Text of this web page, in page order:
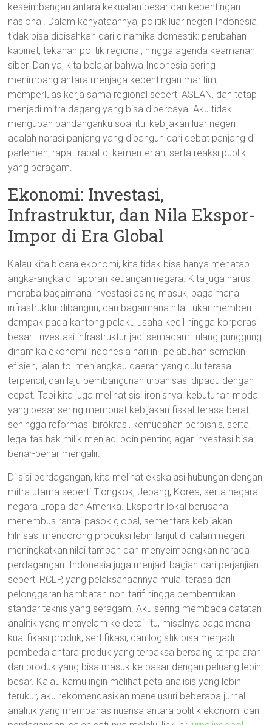
keseimbangan antara kekuatan besar dan kepentingan
nasional. Dalam kenyataannya, politik luar negeri Indonesia
tidak bisa dipisahkan dari dinamika domestik: perubahan
kabinet, tekanan politik regional, hingga agenda keamanan
siber. Dan ya, kita belajar bahwa Indonesia sering
menimbang antara menjaga kepentingan maritim,
memperluas kerja sama regional seperti ASEAN, dan tetap
menjadi mitra dagang yang bisa dipercaya. Aku tidak
mengubah pandanganku soal itu: kebijakan luar negeri
adalah narasi panjang yang dibangun dari debat panjang di
parlemen, rapat-rapat di kementerian, serta reaksi publik
yang beragam.
Ekonomi: Investasi,
Infrastruktur, dan Nila Ekspor-
Impor di Era Global
Kalau kita bicara ekonomi, kita tidak bisa hanya menatap
angka-angka di laporan keuangan negara. Kita juga harus
meraba bagaimana investasi asing masuk, bagaimana
infrastruktur dibangun, dan bagaimana nilai tukar memberi
dampak pada kantong pelaku usaha kecil hingga korporasi
besar. Investasi infrastruktur jadi semacam tulang punggung
dinamika ekonomi Indonesia hari ini: pelabuhan semakin
efisien, jalan tol menjangkau daerah yang dulu terasa
terpencil, dan laju pembangunan urbanisasi dipacu dengan
cepat. Tapi kita juga melihat sisi ironisnya: kebutuhan modal
yang besar sering membuat kebijakan fiskal terasa berat,
sehingga reformasi birokrasi, kemudahan berbisnis, serta
legalitas hak milik menjadi poin penting agar investasi bisa
benar-benar mengalir.
Di sisi perdagangan, kita melihat ekskalasi hubungan dengan
mitra utama seperti Tiongkok, Jepang, Korea, serta negara-
negara Eropa dan Amerika. Eksportir lokal berusaha
menembus rantai pasok global, sementara kebijakan
hilirisasi mendorong produksi lebih lanjut di dalam negeri—
meningkatkan nilai tambah dan menyeimbangkan neraca
perdagangan. Indonesia juga menjadi bagian dari perjanjian
seperti RCEP, yang pelaksanaannya mulai terasa dari
pelonggaran hambatan non-tarif hingga pembentukan
standar teknis yang seragam. Aku sering membaca catatan
analitik yang menyelam ke detail itu, misalnya bagaimana
kualifikasi produk, sertifikasi, dan logistik bisa menjadi
pembeda antara produk yang terpaksa bersaing tanpa arah
dan produk yang bisa masuk ke pasar dengan peluang lebih
besar. Kalau kamu ingin melihat peta analisis yang lebih
terukur, aku rekomendasikan menelusuri beberapa jurnal
analitik yang membahas nuansa antara politik ekonomi dan